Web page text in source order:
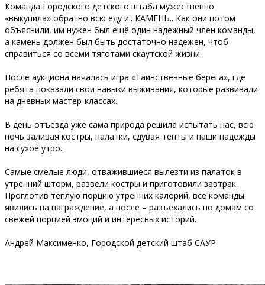
Команда Городского детского штаба мужественно
«выкупила» обратно всю еду и.. КАМЕНЬ.. Как они потом
объяснили, им нужен был ещё один надежный член команды,
а камень должен был быть достаточно надежен, чтоб
справиться со всеми тяготами скаутской жизни.
После аукциона началась игра «Таинственные берега», где
ребята показали свои навыки выживания, которые развивали
на дневных мастер-классах.
В день отъезда уже сама природа решила испытать нас, всю
ночь заливая костры, палатки, сдувая тенты и наши надежды
на сухое утро..
Самые смелые люди, отважившиеся вылезти из палаток в
утренний шторм, развели костры и приготовили завтрак.
Проглотив теплую порцию утренних калорий, все команды
явились на награждение, а после – разъехались по домам со
свежей порцией эмоций и интересных историй.
Андрей Максименко, Городской детский штаб САУР